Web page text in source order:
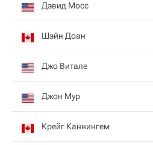
Дэвид Мосс
Шэйн Доан
Джо Витале
Джон Мур
Крейг Каннингем